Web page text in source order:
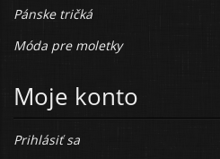
Pánske tričká
Móda pre moletky
Moje konto
Prihlásiť sa